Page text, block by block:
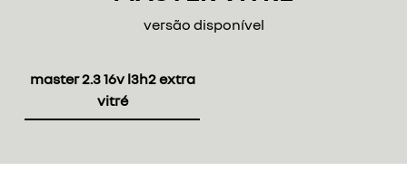
versão disponível
master 2.3 16v l3h2 extra
vitré